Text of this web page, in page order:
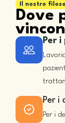
Il nostro
Dove
Per
Per i
Per i